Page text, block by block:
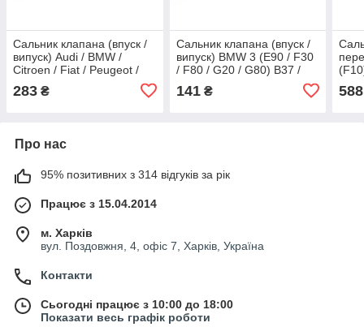
Сальник клапана (впуск /
випуск) Audi / BMW /
Citroen / Fiat / Peugeot /
14.2x10) (комплект 8 шт)
283 ₴
Сальник клапана (впуск /
випуск) BMW 3 (E90 / F30
/ F80 / G20 / G80) B37 /
141₴ 588
Про нас
95% позитивних з 314 відгуків за рік
Працює з 15.04.2014
м. Харків
вул. Поздовжня, 4, офіс 7, Харків, Україна
Контакти
Сьогодні працює з 10:00 до 18:00
Показати весь графік роботи